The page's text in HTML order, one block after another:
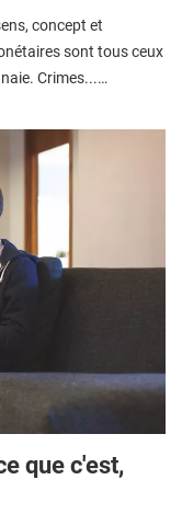
concept et
sont tous ceux
Crimes...…
que c'est,